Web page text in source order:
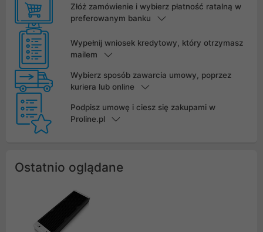
Złóż zamówienie i wybierz płatność ratalną w
preferowanym banku
Wypełnij wniosek kredytowy, który otrzymasz
mailem
Wybierz sposób zawarcia umowy, poprzez
kuriera lub online
Podpisz umowę i ciesz się zakupami w
Proline.pl
Ostatnio oglądane